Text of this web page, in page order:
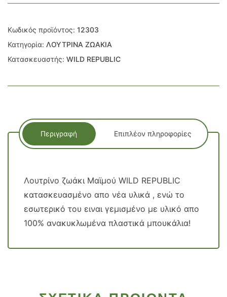
Κωδικός προϊόντος: 12303
Κατηγορία: ΛΟΥΤΡΙΝΑ ΖΩΑΚΙΑ
Κατασκευαστής: WILD REPUBLIC
Περιγραφή Επιπλέον πληροφορίες
Λουτρίνο ζωάκι Μαϊμού WILD REPUBLIC
κατασκευασμένο απο νέα υλικά , ενώ το
εσωτερικό του ειναι γεμισμένο με υλικό απο
100% ανακυκλωμένα πλαστικά μπουκάλια!